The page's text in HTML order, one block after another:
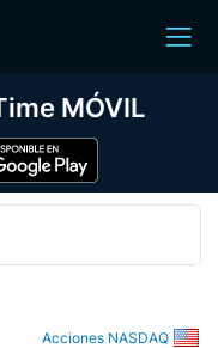
Acciones NASDAQ
MÓVIL